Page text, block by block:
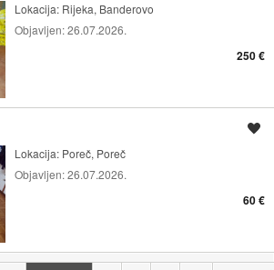
Lokacija: Rijeka, Banderovo
Objavljen:26.07.2026.
250 €
Lokacija: Poreč, Poreč
Objavljen:26.07.2026.
60 €